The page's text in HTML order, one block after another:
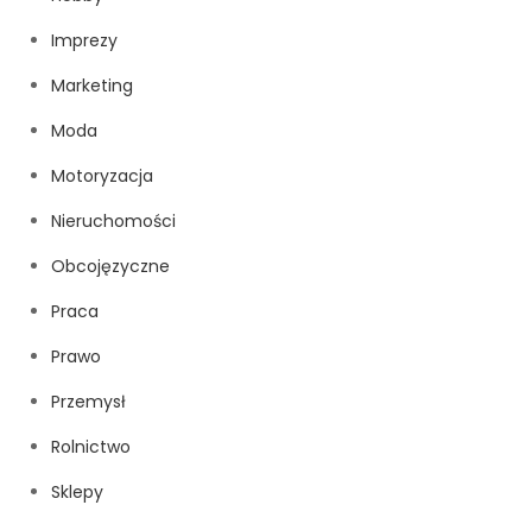
Imprezy
Marketing
Moda
Motoryzacja
Nieruchomości
Obcojęzyczne
Praca
Prawo
Przemysł
Rolnictwo
Sklepy